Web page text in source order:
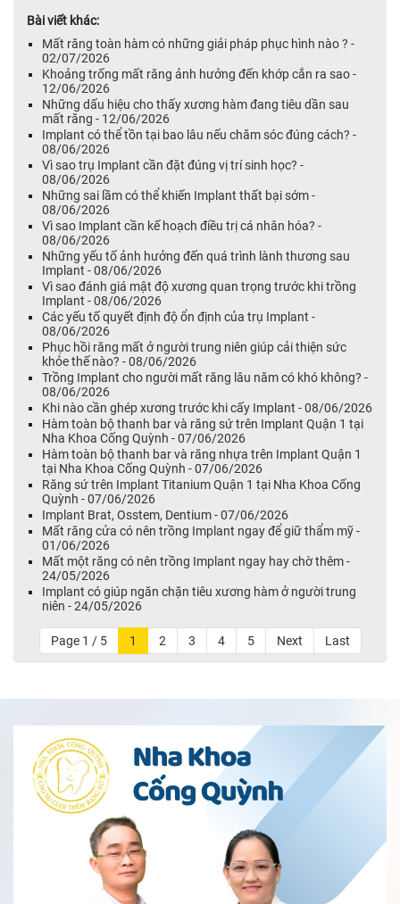
Bài viết khác:
Mất răng toàn hàm có những giải pháp phục hình nào ? -
02/07/2026
Khoảng trống mất răng ảnh hưởng đến khớp cắn ra sao -
12/06/2026
Những dấu hiệu cho thấy xương hàm đang tiêu dần sau
mất răng - 12/06/2026
Implant có thể tồn tại bao lâu nếu chăm sóc đúng cách? -
08/06/2026
Vì sao trụ Implant cần đặt đúng vị trí sinh học? -
08/06/2026
Những sai lầm có thể khiến Implant thất bại sớm -
08/06/2026
Vì sao Implant cần kế hoạch điều trị cá nhân hóa? -
08/06/2026
Những yếu tố ảnh hưởng đến quá trình lành thương sau
Implant - 08/06/2026
Vì sao đánh giá mật độ xương quan trọng trước khi trồng
Implant - 08/06/2026
Các yếu tố quyết định độ ổn định của trụ Implant -
08/06/2026
Phục hồi răng mất ở người trung niên giúp cải thiện sức
khỏe thế nào? - 08/06/2026
Trồng Implant cho người mất răng lâu năm có khó không? -
08/06/2026
Khi nào cần ghép xương trước khi cấy Implant - 08/06/2026
Hàm toàn bộ thanh bar và răng sứ trên Implant Quận 1 tại
Nha Khoa Cống Quỳnh - 07/06/2026
Hàm toàn bộ thanh bar và răng nhựa trên Implant Quận 1
tại Nha Khoa Cống Quỳnh - 07/06/2026
Răng sứ trên Implant Titanium Quận 1 tại Nha Khoa Cống
Quỳnh - 07/06/2026
Implant Brat, Osstem, Dentium - 07/06/2026
Mất răng cửa có nên trồng Implant ngay để giữ thẩm mỹ -
01/06/2026
Mất một răng có nên trồng Implant ngay hay chờ thêm -
24/05/2026
Implant có giúp ngăn chặn tiêu xương hàm ở người trung
niên - 24/05/2026
Page 1 / 5 1 2 3 4 5 Next Last